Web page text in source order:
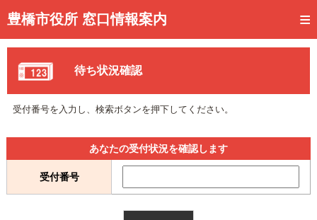
豊橋市役所 窓口情報案内
トップページ
事前予約
予約状況確認
待ち状況確認
交付状況確認
待ち状況確認
受付番号を入力し、検索ボタンを押下してください。
あなたの受付状況を確認します
受付番号